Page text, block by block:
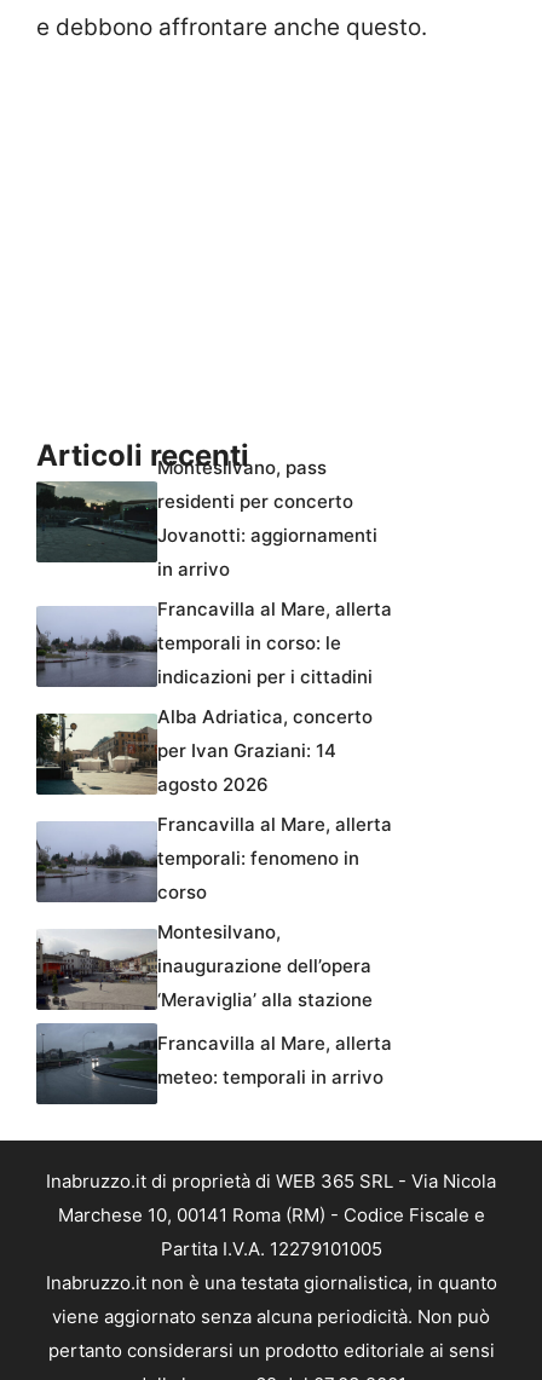
e debbono affrontare anche questo.
Articoli recenti
Montesilvano, pass
residenti per concerto
Jovanotti: aggiornamenti
in arrivo
Francavilla al Mare, allerta
temporali in corso: le
indicazioni per i cittadini
Alba Adriatica, concerto
per Ivan Graziani: 14
agosto 2026
Francavilla al Mare, allerta
temporali: fenomeno in
corso
Montesilvano,
inaugurazione dell’opera
‘Meraviglia’ alla stazione
Francavilla al Mare, allerta
meteo: temporali in arrivo
Inabruzzo.it di proprietà di WEB 365 SRL - Via Nicola
Marchese 10, 00141 Roma (RM) - Codice Fiscale e
Partita I.V.A. 12279101005
Inabruzzo.it non è una testata giornalistica, in quanto
viene aggiornato senza alcuna periodicità. Non può
pertanto considerarsi un prodotto editoriale ai sensi